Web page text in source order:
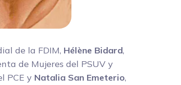
de la FDIM, Hélène Bidard,
de Mujeres del PSUV y
PCE y Natalia San Emeterio,